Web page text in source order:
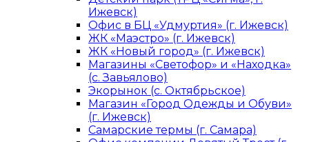
Ижевск)
Офис в БЦ «Удмуртия» (г. Ижевск)
ЖК «Маэстро» (г. Ижевск)
ЖК «Новый город» (г. Ижевск)
Магазины «Светофор» и «Находка»
(с. Завьялово)
Экорынок (с. Октябрьское)
Магазин «Город Одежды и Обуви»
(г. Ижевск)
Самарские термы (г. Самара)